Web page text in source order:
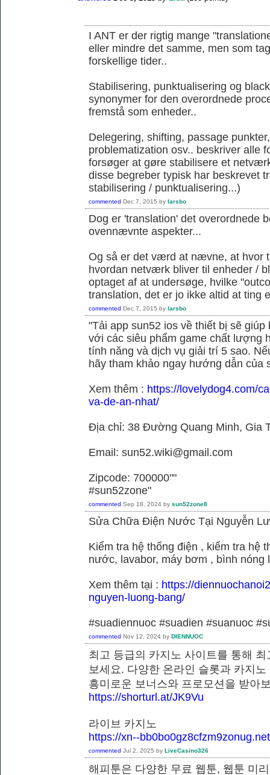
I ANT er der rigtig mange
eller mindre det samme, men som
forskellige tider..
Stabilisering, punktualisering og
synonymer for den overordnede
fremstå som enheder..
Delegering, shifting, passage
problematization osv.. beskriver alle
forsøger at gøre stabilisere et
disse begreber typisk har beskrevet
stabilisering / punktualisering...)
commented Dec 7, 2015 by larsbo
Dog er 'translation' det overordnede
ovennævnte aspekter...
Og så er det værd at nævne, at hvor
hvordan netværk bliver til enheder /
optaget af at undersøge, hvilke
translation, det er jo ikke altid at ting
commented Dec 7, 2015 by larsbo
"Tải app sun52 ios về thiết bị sẽ
với các siêu phẩm game chất lượng
tính năng và dịch vụ giải trí 5 sao.
hãy tham khảo ngay hướng dẫn của
Xem thêm : https://lovelydog4.com/
va-de-an-nhat/
Địa chỉ: 38 Đường Quang Minh, Gia
Email: sun52.wiki@gmail.com
Zipcode: 700000""
#sun52zone"
commented Sep 18, 2024 by sun52zone8
Sửa Chữa Điện Nước Tại Nguyễn
Kiểm tra hệ thống điện , kiểm tra hệ
nước, lavabor, máy bơm , bình nóng
Xem thêm tại : https://
nguyen-luong-bang/
#suadiennuoc #suadien #suanuoc
commented Nov 12, 2024 by DIENNUOC
최고 등급의 카지노 사이트를 통해
보세요. 다양한 온라인 슬롯과 카지
흥미로운 보너스와 프로모션을 받
https://shorturl.at/JK9Vu
라이브 카지노
https://xn--bb0bo0gz8cfzm9zonug.net
commented Jul 2, 2025 by LiveCasino326
해피툰은 다양한 무료 웹툰, 웹툰 미